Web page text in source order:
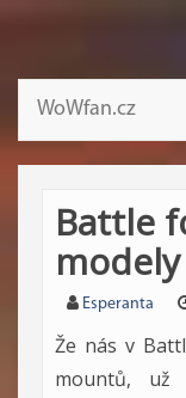
WoWfan.cz
Battle
Esperanta
Že nás v
mountů, už